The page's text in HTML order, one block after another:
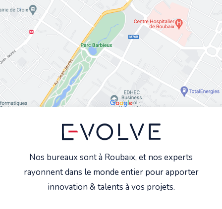
Nos bureaux sont à Roubaix, et nos experts
rayonnent dans le monde entier pour apporter
innovation & talents à vos projets.